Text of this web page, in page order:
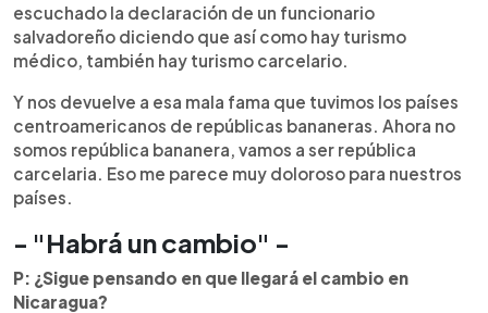
escuchado la declaración de un funcionario
salvadoreño diciendo que así como hay turismo
médico, también hay turismo carcelario.
Y nos devuelve a esa mala fama que tuvimos los países
centroamericanos de repúblicas bananeras. Ahora no
somos república bananera, vamos a ser república
carcelaria. Eso me parece muy doloroso para nuestros
países.
- "Habrá un cambio" -
P: ¿Sigue pensando en que llegará el cambio en
Nicaragua?